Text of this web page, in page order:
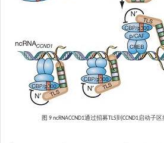
图 9 ncRNACCND1通过招募TLS到CCND1启动子